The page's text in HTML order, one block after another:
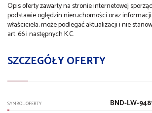
Opis oferty zawarty na stronie internetowej
podstawie oględzin nieruchomości oraz
właściciela, może podlegać aktualizacji i nie
art. 66 i następnych K.C.
SZCZEGÓŁY OFERTY
SYMBOL OFERTY BND-LW-